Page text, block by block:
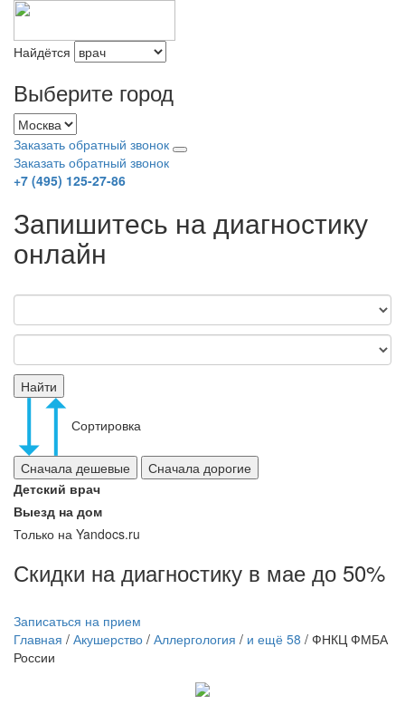
Найдётся
Выберите город
Заказать обратный звонок
Заказать обратный звонок
+7 (495) 125-27-86
Запишитесь на диагностику
онлайн
Найти
Сортировка
Сначала дешевые
Сначала дорогие
Детский врач
Выезд на дом
Только на Yandocs.ru
Скидки на диагностику в мае до 50%
Записаться на прием
Главная / Акушерство / Аллергология / и ещё 58 / ФНКЦ ФМБА
России